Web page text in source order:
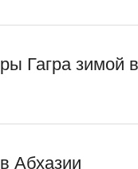
Гагра зимой
Абхазии